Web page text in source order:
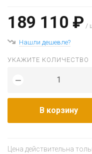
189 110 ₽ /
Нашли дешевле?
УКАЖИТЕ КОЛИЧЕСТВО
−
В корзину
Цена действительна